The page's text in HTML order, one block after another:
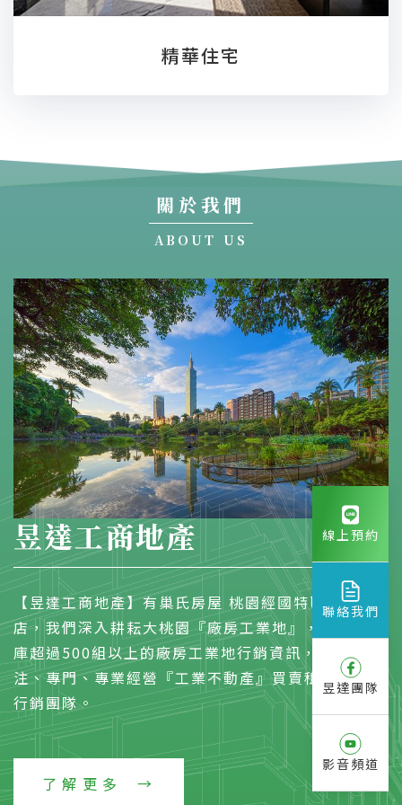
精華住宅
關於我們
ABOUT US
昱達工商地產
【昱達工商地產】有巢氏房屋 桃園經國特區加盟
店，我們深入耕耘大桃園『廠房工業地』，物件資料
庫超過500組以上的廠房工業地行銷資訊，是一個專
注、專門、專業經營『工業不動產』買賣租賃的開發
行銷團隊。
了解更多
線上預約
聯絡我們
昱達團隊
影音頻道